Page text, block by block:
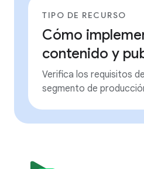
TIPO DE RECURSO
Cómo
contenido y
Verifica los requisitos
segmento de